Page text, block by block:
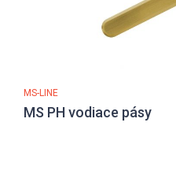
MS-LINE
MS PH vodiace pásy